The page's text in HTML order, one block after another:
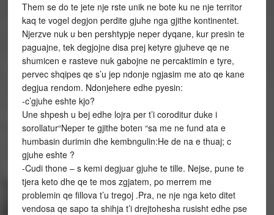
Them se do te jete nje rste unik ne bote ku ne nje territor
kaq te vogel degjon perdite gjuhe nga gjithe kontinentet.
Njerzve nuk u ben pershtypje neper dyqane, kur presin te
paguajne, tek degjojne disa prej ketyre gjuheve qe ne
shumicen e rasteve nuk gabojne ne percaktimin e tyre,
pervec shqipes qe s’u jep ndonje ngjasim me ato qe kane
degjua rendom. Ndonjehere edhe pyesin:
-c’gjuhe eshte kjo?
Une shpesh u bej edhe lojra per t’i coroditur duke i
sorollatur“Neper te gjithe boten “sa me ne fund ata e
humbasin durimin dhe kembngulin:He de na e thuaj; c
gjuhe eshte ?
-Cudi thone – s kemi degjuar gjuhe te tille. Nejse, pune te
tjera keto dhe qe te mos zgjatem, po merrem me
problemin qe fillova t’u tregoj .Pra, ne nje nga keto ditet
vendosa qe sapo ta shihja t’i drejtohesha rusisht edhe pse